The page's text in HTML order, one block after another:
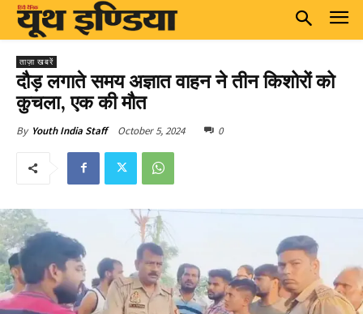
ताज़ा खबरें
दौड़ लगाते समय अज्ञात वाहन ने तीन किशोरों को
कुचला, एक की मौत
By Youth India Staff October 5, 2024 0